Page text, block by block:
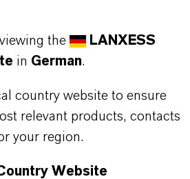
Lösungen, globaler Präsenz
überzeugende Gründe, warum
Partner für Ihr Unternehmen
SIE: UNSERE
the
LANXESS
in German.
country website to ensure
relevant products, contacts
your region.
Website